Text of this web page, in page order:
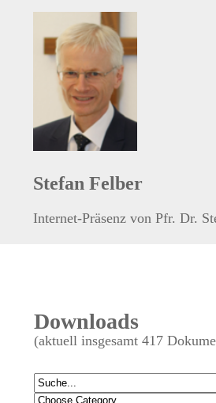
Stefan Felber
Internet-Präsenz von Pfr. Dr.
Downloads
(aktuell insgesamt 417